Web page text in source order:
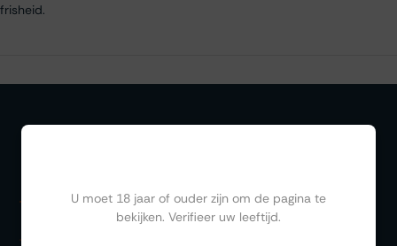
frisheid.
Zalen
Feesten
U moet 18 jaar of ouder zijn om de pagina te
bekijken. Verifieer uw leeftijd.